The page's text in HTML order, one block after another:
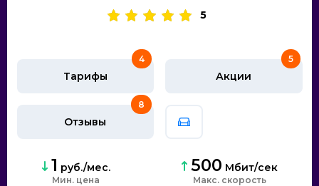
5
Тарифы
4
Акции
5
Отзывы
8
1 руб./мес.
Мин. цена
500 Мбит/сек
скорость